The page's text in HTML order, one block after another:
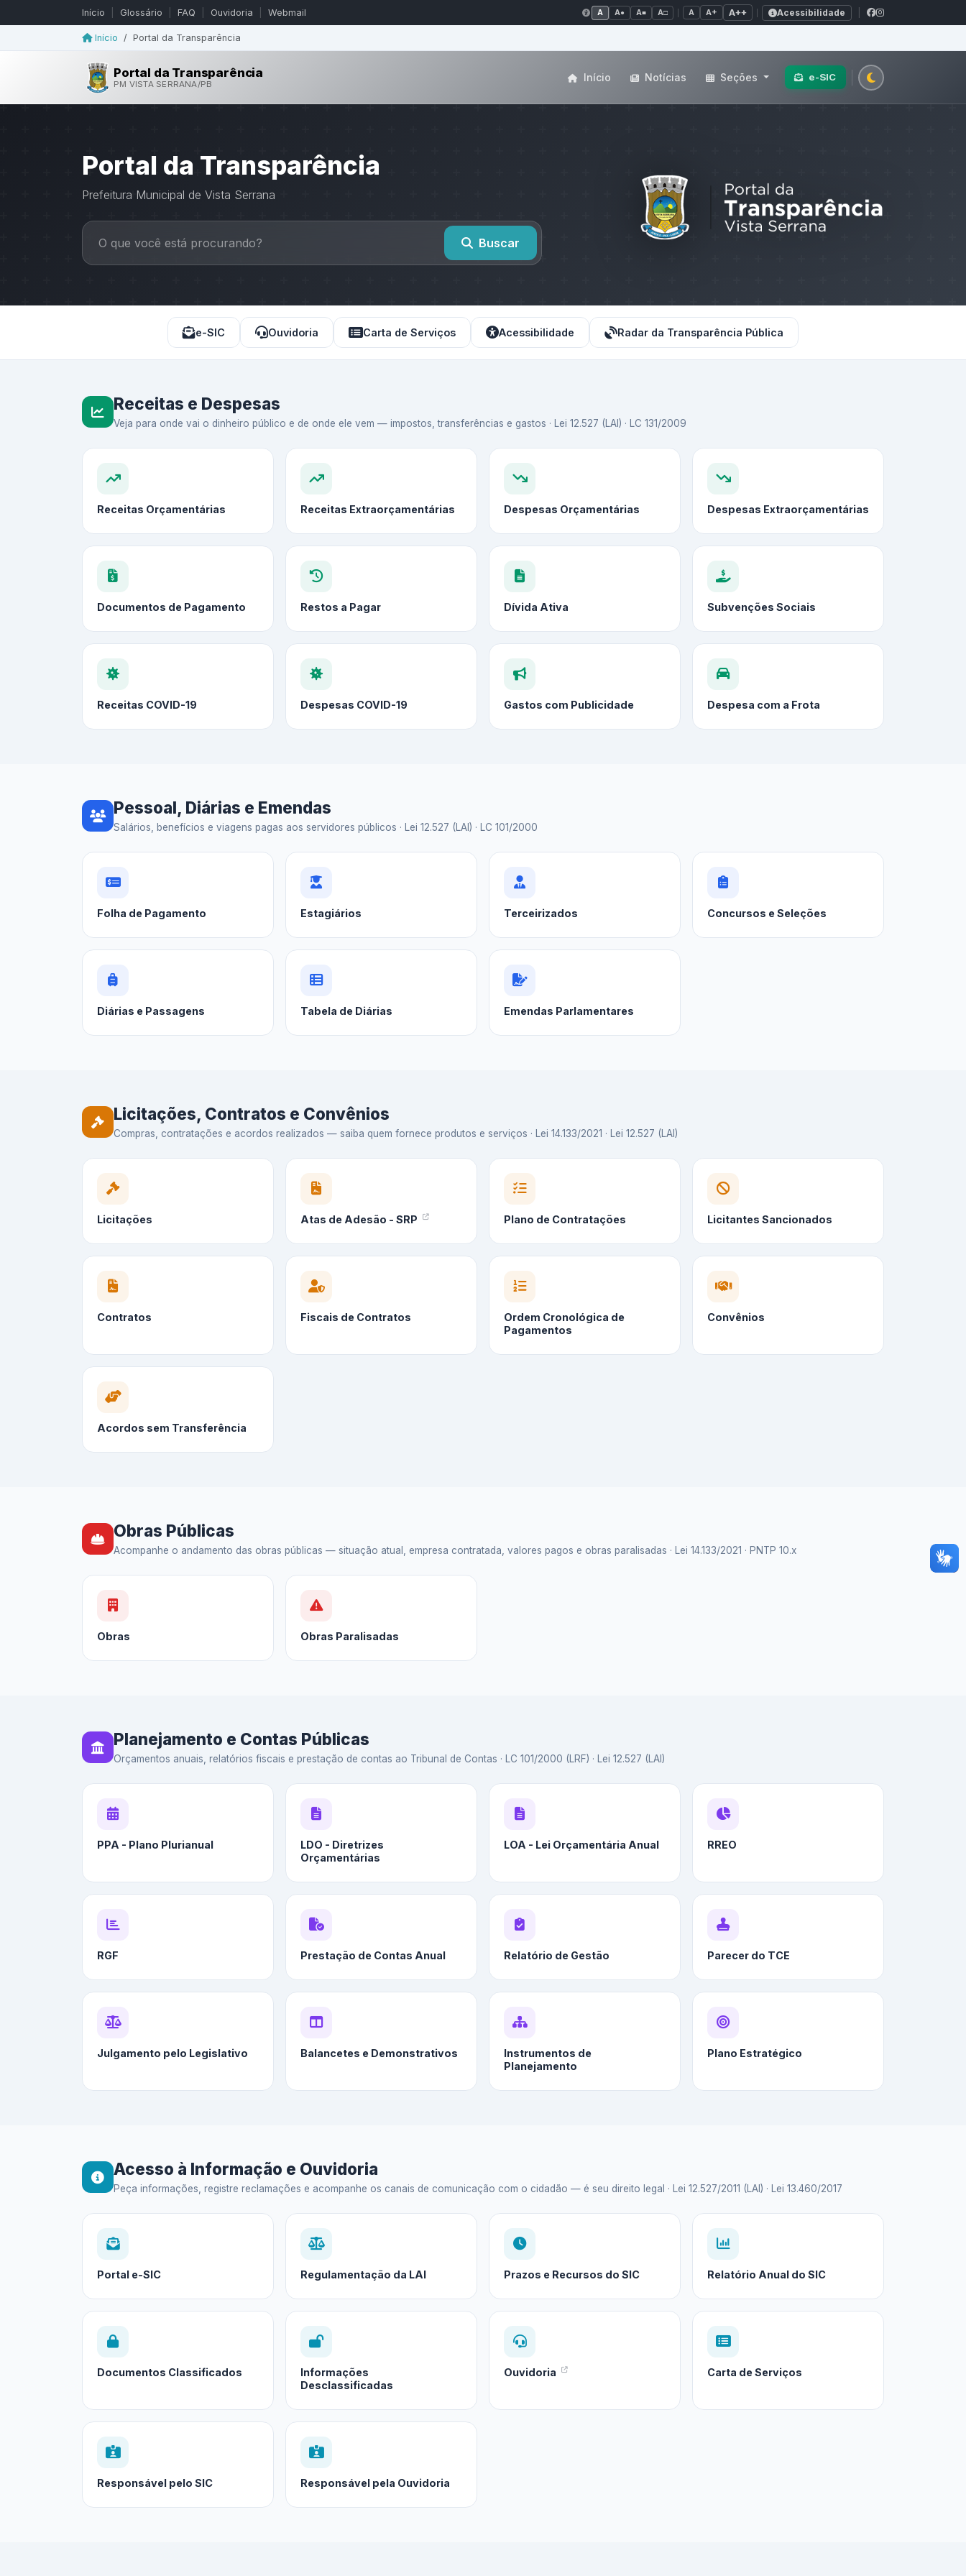
Início Glossário FAQ Ouvidoria Webmail A A● A■ A□ A A+ A++ Acessibilidade
Início / Portal da Transparência
Portal da Transparência
PM VISTA SERRANA/PB
Início Notícias Seções e-SIC
Portal da Transparência
Prefeitura Municipal de Vista Serrana
Buscar
e-SIC Ouvidoria Carta de Serviços Acessibilidade Radar da Transparência Pública
Receitas e Despesas
Veja para onde vai o dinheiro público e de onde ele vem — impostos, transferências e gastos · Lei 12.527 (LAI) · LC 131/2009
Receitas Orçamentárias Receitas Extraorçamentárias Despesas Orçamentárias Despesas Extraorçamentárias
Documentos de Pagamento Restos a Pagar Dívida Ativa Subvenções Sociais
Receitas COVID-19 Despesas COVID-19 Gastos com Publicidade Despesa com a Frota
Pessoal, Diárias e Emendas
Salários, benefícios e viagens pagas aos servidores públicos · Lei 12.527 (LAI) · LC 101/2000
Folha de Pagamento Estagiários Terceirizados Concursos e Seleções
Diárias e Passagens Tabela de Diárias Emendas Parlamentares
Licitações, Contratos e Convênios
Compras, contratações e acordos realizados — saiba quem fornece produtos e serviços · Lei 14.133/2021 · Lei 12.527 (LAI)
Licitações Atas de Adesão - SRP Plano de Contratações Licitantes Sancionados
Contratos Fiscais de Contratos
Ordem Cronológica de
Pagamentos
Convênios
Acordos sem Transferência
Obras Públicas
Acompanhe o andamento das obras públicas — situação atual, empresa contratada, valores pagos e obras paralisadas · Lei 14.133/2021 · PNTP 10.x
Obras Obras Paralisadas
Planejamento e Contas Públicas
Orçamentos anuais, relatórios fiscais e prestação de contas ao Tribunal de Contas · LC 101/2000 (LRF) · Lei 12.527 (LAI)
PPA - Plano Plurianual
LDO - Diretrizes
Orçamentárias
LOA - Lei Orçamentária Anual RREO
RGF Prestação de Contas Anual Relatório de Gestão Parecer do TCE
Julgamento pelo Legislativo Balancetes e Demonstrativos
Instrumentos de
Planejamento
Plano Estratégico
Acesso à Informação e Ouvidoria
Peça informações, registre reclamações e acompanhe os canais de comunicação com o cidadão — é seu direito legal · Lei 12.527/2011 (LAI) · Lei 13.460/2017
Portal e-SIC Regulamentação da LAI Prazos e Recursos do SIC Relatório Anual do SIC
Documentos Classificados
Informações
Desclassificadas
Ouvidoria Carta de Serviços
Responsável pelo SIC Responsável pela Ouvidoria